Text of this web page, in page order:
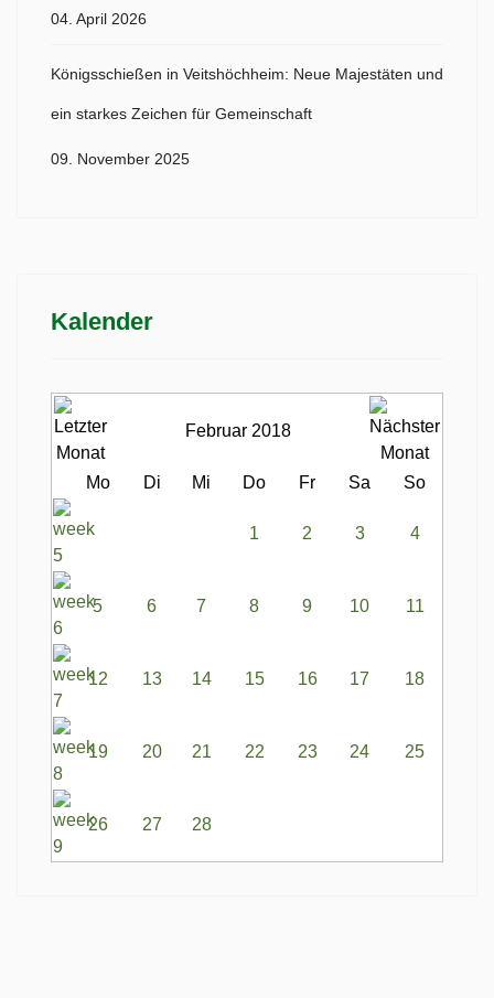
04. April 2026
Königsschießen in Veitshöchheim: Neue Majestäten und
ein starkes Zeichen für Gemeinschaft
09. November 2025
Kalender
Februar 2018
Mo Di Mi Do Fr Sa So
1 2 3 4
5 6 7 8 9 10 11
12 13 14 15 16 17 18
19 20 21 22 23 24 25
26 27 28